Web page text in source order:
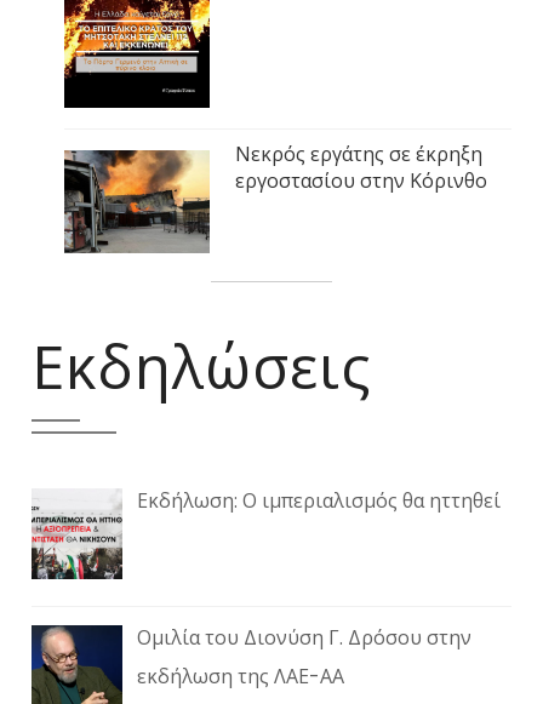
Νεκρός εργάτης σε έκρηξη
εργοστασίου στην Κόρινθο
Εκδηλώσεις
Εκδήλωση: Ο ιμπεριαλισμός θα ηττηθεί
Ομιλία του Διονύση Γ. Δρόσου στην
εκδήλωση της ΛΑΕ-ΑΑ